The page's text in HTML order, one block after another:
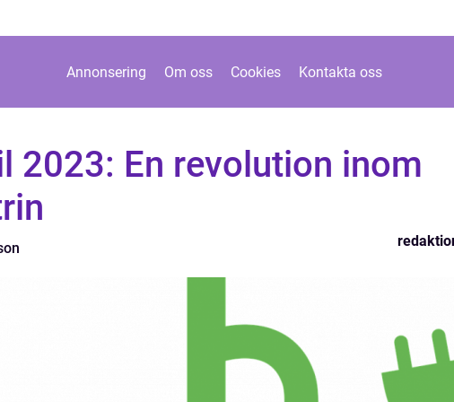
Annonsering Om oss Cookies Kontakta oss
2023: En revolution inom